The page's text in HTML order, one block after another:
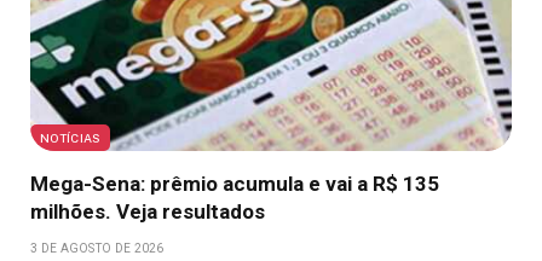
NOTÍCIAS
Mega-Sena: prêmio acumula e vai a R$ 135
milhões. Veja resultados
3 DE AGOSTO DE 2026